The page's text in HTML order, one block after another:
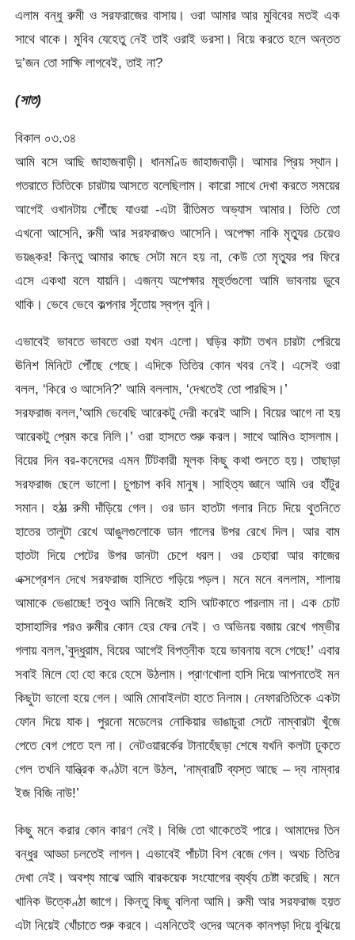
এলাম বন্ধু রুমী ও সরফরাজের বাসায়। ওরা আমার আর মুবিবের মতই এক
সাথে থাকে। মুবিব যেহেতু নেই তাই ওরাই ভরসা। বিয়ে করতে হলে অন্তত
দু’জন তো সাক্ষি লাগবেই, তাই না?
(সাত)
বিকাল ০৩.৩৪
আমি বসে আছি জাহাজবাড়ী। ধানমণ্ডি জাহাজবাড়ী। আমার প্রিয় স্থান।
গতরাতে তিতিকে চারটায় আসতে বলেছিলাম। কারো সাথে দেখা করতে সময়ের
আগেই ওখানটায় পৌঁছে যাওয়া -এটা রীতিমত অভ্যাস আমার। তিতি তো
এখনো আসেনি, রুমী আর সরফরাজও আসেনি। অপেক্ষা নাকি মৃত্যুর চেয়েও
ভয়ঙ্কর! কিন্তু আমার কাছে সেটা মনে হয় না, কেউ তো মৃত্যুর পর ফিরে
এসে একথা বলে যায়নি। এজন্য অপেক্ষার মূহুর্তগুলো আমি ভাবনায় ডুবে
থাকি। ভেবে ভেবে কল্পনার সূঁতোয় স্বপ্ন বুনি।
এভাবেই ভাবতে ভাবতে ওরা যখন এলো। ঘড়ির কাটা তখন চারটা পেরিয়ে
ঊনিশ মিনিটে পৌঁছে গেছে। এদিকে তিতির কোন খবর নেই। এসেই ওরা
বলল, ‘কিরে ও আসেনি?’ আমি বললাম, ‘দেখতেই তো পারছিস।’
সরফরাজ বলল,’আমি ভেবেছি আরেকটু দেরী করেই আসি। বিয়ের আগে না হয়
আরেকটু প্রেম করে নিলি।’ ওরা হাসতে শুরু করল। সাথে আমিও হাসলাম।
বিয়ের দিন বর-কনেদের এমন টিটকারী মূলক কিছু কথা শুনতে হয়। তাছাড়া
সরফরাজ ছেলে ভালো। চুপচাপ কবি মানুষ। সাহিত্য জ্ঞানে আমি ওর হাঁটুর
সমান। হঠাত্‍ রুমী দাঁড়িয়ে গেল। ওর ডান হাতটা গলার নিচে দিয়ে থুতনিতে
হাতের তালুটা রেখে আঙুলগুলোকে ডান গালের উপর রেখে দিল। আর বাম
হাতটা দিয়ে পেটের উপর ডানটা চেপে ধরল। ওর চেহারা আর কাজের
এক্সপ্রেশন দেখে সরফরাজ হাসিতে গড়িয়ে পড়ল। মনে মনে বললাম, শালায়
আমাকে ভেঙাচ্ছে! তবুও আমি নিজেই হাসি আটকাতে পারলাম না। এক চোট
হাসাহাসির পরও রুমীর কোন হের ফের নেই। ও অভিনয় বজায় রেখে গম্ভীর
গলায় বলল,’বুদ্ধুরাম, বিয়ের আগেই বিপত্নীক হয়ে ভাবনায় বসে গেছে!’ এবার
সবাই মিলে হো হো করে হেসে উঠলাম। প্রাণখোলা হাসি দিয়ে আপনাতেই মন
কিছুটা ভালো হয়ে গেল। আমি মোবাইলটা হাতে নিলাম। নেফারতিতিকে একটা
ফোন দিয়ে যাক। পুরনো মডেলের নোকিয়ার ভাঙাচুরা সেটে নাম্বারটা খুঁজে
পেতে বেগ পেতে হল না। নেটওয়ারর্কের টানাহেঁছড়া শেষে যখনি কলটা ঢুকতে
গেল তখনি যান্ত্রিক কণ্ঠটা বলে উঠল, ‘নাম্বারটি ব্যস্ত আছে – দ্য নাম্বার
ইজ বিজি নাউ!’
কিছু মনে করার কোন কারণ নেই। বিজি তো থাকেতেই পারে। আমাদের তিন
বন্ধুর আড্ডা চলতেই লাগল। এভাবেই পাঁচটা বিশ বেজে গেল। অথচ তিতির
দেখা নেই। অবশ্য মাঝে আমি বারকয়েক সংযোগের ব্যর্থ্য চেষ্টা করেছি। মনে
খানিক উত্কেণ্ঠা জাগে। কিন্তু কিছু বলিনা আমি। রুমী আর সরফরাজ হয়ত
এটা নিয়েই খোঁচাতে শুরু করবে। এমনিতেই ওদের অনেক কানপড়া দিয়ে বুঝিয়ে